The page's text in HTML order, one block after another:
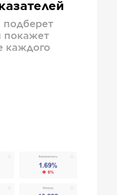
подберет
покажет
каждого